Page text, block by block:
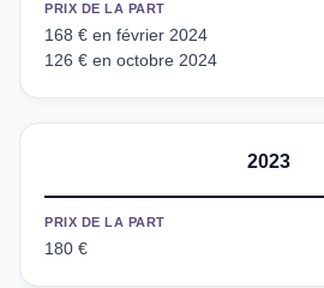
PRIX DE LA PART
168 € en février 2024
126 € en octobre 2024
2023
PRIX DE LA PART
180 €